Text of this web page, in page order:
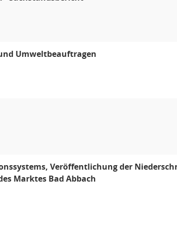
Umweltbeauftragen
Veröffentlichung der
Marktes Bad Abbach